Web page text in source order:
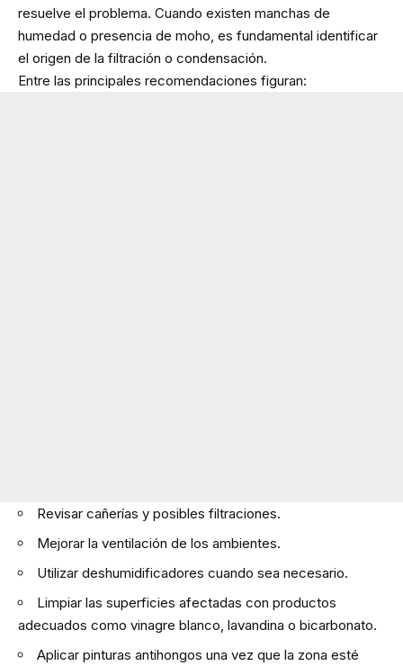
resuelve el problema. Cuando existen manchas de
humedad o presencia de moho, es fundamental identificar
el origen de la filtración o condensación.
Entre las principales recomendaciones figuran:
Revisar cañerías y posibles filtraciones.
Mejorar la ventilación de los ambientes.
Utilizar deshumidificadores cuando sea necesario.
Limpiar las superficies afectadas con productos
adecuados como vinagre blanco, lavandina o bicarbonato.
Aplicar pinturas antihongos una vez que la zona esté